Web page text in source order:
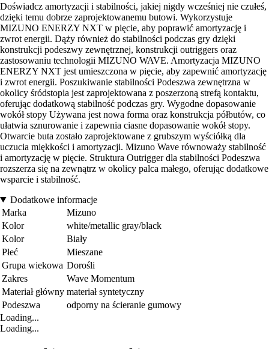
Doświadcz amortyzacji i stabilności, jakiej nigdy wcześniej nie czułeś,
dzięki temu dobrze zaprojektowanemu butowi. Wykorzystuje
MIZUNO ENERZY NXT w pięcie, aby poprawić amortyzację i
zwrot energii. Dąży również do stabilności podczas gry dzięki
konstrukcji podeszwy zewnętrznej, konstrukcji outriggers oraz
zastosowaniu technologii MIZUNO WAVE. Amortyzacja MIZUNO
ENERZY NXT jest umieszczona w pięcie, aby zapewnić amortyzację
i zwrot energii. Poszukiwanie stabilności Podeszwa zewnętrzna w
okolicy śródstopia jest zaprojektowana z poszerzoną strefą kontaktu,
oferując dodatkową stabilność podczas gry. Wygodne dopasowanie
wokół stopy Używana jest nowa forma oraz konstrukcja półbutów, co
ułatwia sznurowanie i zapewnia ciasne dopasowanie wokół stopy.
Otwarcie buta zostało zaprojektowane z grubszym wyściółką dla
uczucia miękkości i amortyzacji. Mizuno Wave równoważy stabilność
i amortyzację w pięcie. Struktura Outrigger dla stabilności Podeszwa
rozszerza się na zewnątrz w okolicy palca małego, oferując dodatkowe
wsparcie i stabilność.
Dodatkowe informacje
Marka
Mizuno
Kolor
white/metallic gray/black
Kolor
Biały
Płeć
Mieszane
Grupa wiekowa Dorośli
Zakres
Wave Momentum
Materiał główny materiał syntetyczny
Podeszwa
odporny na ścieranie gumowy
Loading...
Loading...